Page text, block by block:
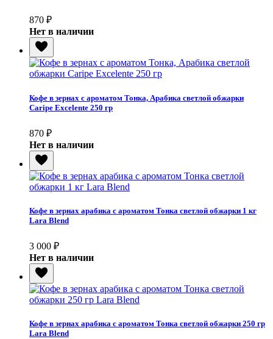
870 ₽
Нет в наличии
Кофе в зернах с ароматом Тонка, Арабика светлой обжарки
Caripe Excelente 250 гр
870 ₽
Нет в наличии
Кофе в зернах арабика с ароматом Тонка светлой обжарки 1 кг
Lara Blend
3 000 ₽
Нет в наличии
Кофе в зернах арабика с ароматом Тонка светлой обжарки 250 гр
Lara Blend